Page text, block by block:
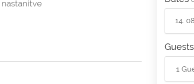
Guests